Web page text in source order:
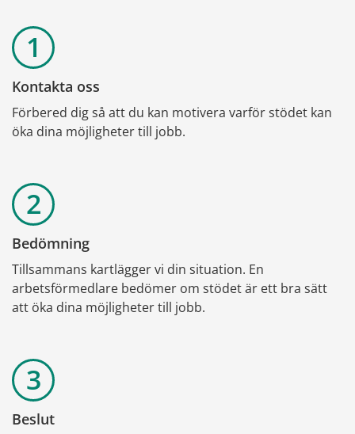
Kontakta oss
Förbered dig så att du kan motivera varför stödet kan
öka dina möjligheter till jobb.
Bedömning
Tillsammans kartlägger vi din situation. En
arbetsförmedlare bedömer om stödet är ett bra sätt
att öka dina möjligheter till jobb.
Beslut